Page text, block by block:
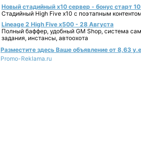
Новый стадийный х10 сервер - бонус старт
Стадийный High Five x10 с поэтапным
Lineage 2 High Five x500 - 28 Августа
Полный баффер, удобный GM Shop, система
задания, инстансы, автоохота
Разместите здесь Ваше объявление от 8,63
Promo-Reklama.ru